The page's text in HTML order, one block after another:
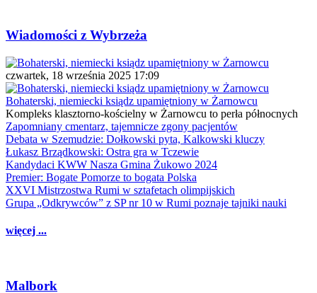
Wiadomości z Wybrzeża
czwartek, 18 września 2025 17:09
Bohaterski, niemiecki ksiądz upamiętniony w Żarnowcu
Kompleks klasztorno-kościelny w Żarnowcu to perła północnych
Zapomniany cmentarz, tajemnicze zgony pacjentów
Debata w Szemudzie: Dołkowski pyta, Kalkowski kluczy
Łukasz Brządkowski: Ostra gra w Tczewie
Kandydaci KWW Nasza Gmina Żukowo 2024
Premier: Bogate Pomorze to bogata Polska
XXVI Mistrzostwa Rumi w sztafetach olimpijskich
Grupa „Odkrywców” z SP nr 10 w Rumi poznaje tajniki nauki
więcej ...
Malbork